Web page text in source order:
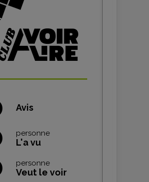
Avis
personne
L'a vu
personne
Veut le voir